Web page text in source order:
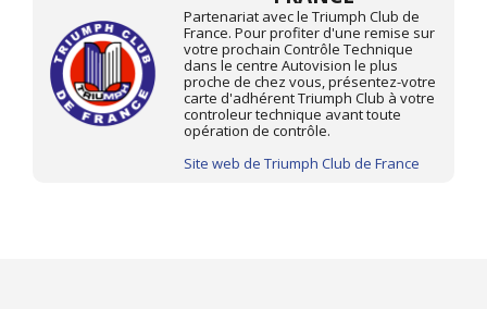
Partenariat avec le Triumph Club de
France. Pour profiter d'une remise sur
votre prochain Contrôle Technique
dans le centre Autovision le plus
proche de chez vous, présentez-votre
carte d'adhérent Triumph Club à votre
controleur technique avant toute
opération de contrôle.
Site web de Triumph Club de France